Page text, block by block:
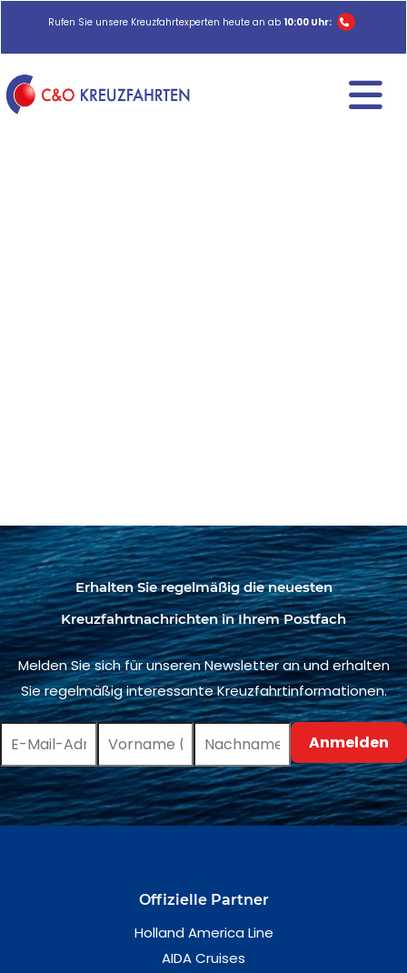
Rufen Sie unsere Kreuzfahrtexperten heute an ab 10:00 Uhr:
Erhalten Sie regelmäßig die neuesten
Kreuzfahrtnachrichten in Ihrem Postfach
Melden Sie sich für unseren Newsletter an und erhalten
Sie regelmäßig interessante Kreuzfahrtinformationen.
Offizielle Partner
Holland America Line
AIDA Cruises